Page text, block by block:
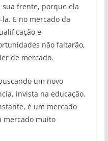
frente, porque ela
E no mercado da
e
não faltarão,
de mercado.
um novo
invista na educação.
é um mercado
mercado muito